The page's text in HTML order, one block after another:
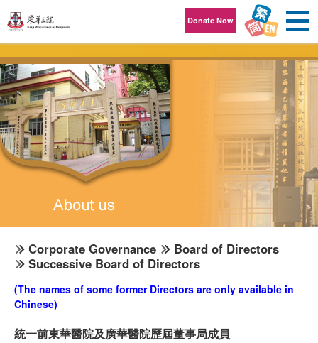
Donate Now
Corporate Governance
Board of Directors
Successive Board of Directors
(The names of some former Directors are only available in
Chinese)
統一前東華醫院及廣華醫院歷屆董事局成員